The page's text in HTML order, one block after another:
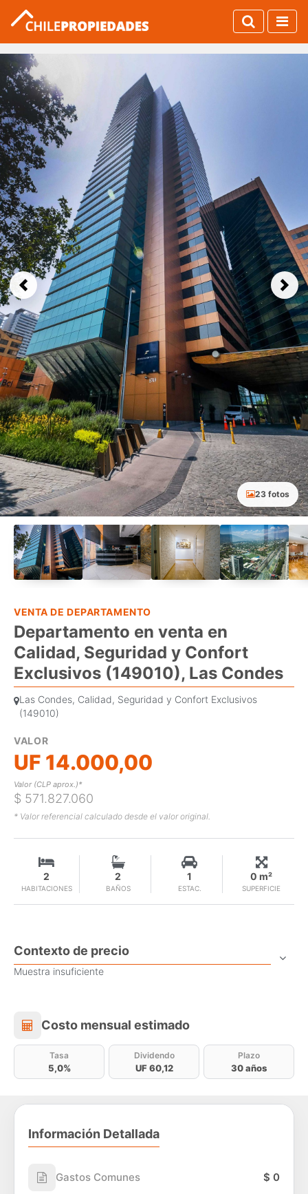
Previous Next
23 fotos
VENTA DE DEPARTAMENTO
Departamento en venta en
Calidad, Seguridad y Confort
Exclusivos (149010), Las Condes
Las Condes, Calidad, Seguridad y Confort Exclusivos
(149010)
VALOR
UF 14.000,00
Valor (CLP aprox.)*
$ 571.827.060
* Valor referencial calculado desde el valor original.
HABITACIONES
2
BAÑOS
2
ESTAC.
1
SUPERFICIE
0 m²
Contexto de precio
Muestra insuficiente
Costo mensual estimado
Costo mensual estimado
Tasa
5,0%
Dividendo
UF 60,12
Plazo
30 años
Información Detallada
Gastos Comunes $ 0